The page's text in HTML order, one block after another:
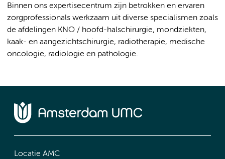
Binnen ons expertisecentrum zijn betrokken en ervaren
zorgprofessionals werkzaam uit diverse specialismen zoals
de afdelingen KNO / hoofd-halschirurgie, mondziekten,
kaak- en aangezichtschirurgie, radiotherapie, medische
oncologie, radiologie en pathologie.
Locatie AMC